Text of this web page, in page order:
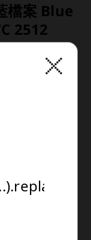
檔案 Blue
2512